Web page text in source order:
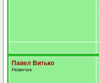
Павел Витько
Новичок